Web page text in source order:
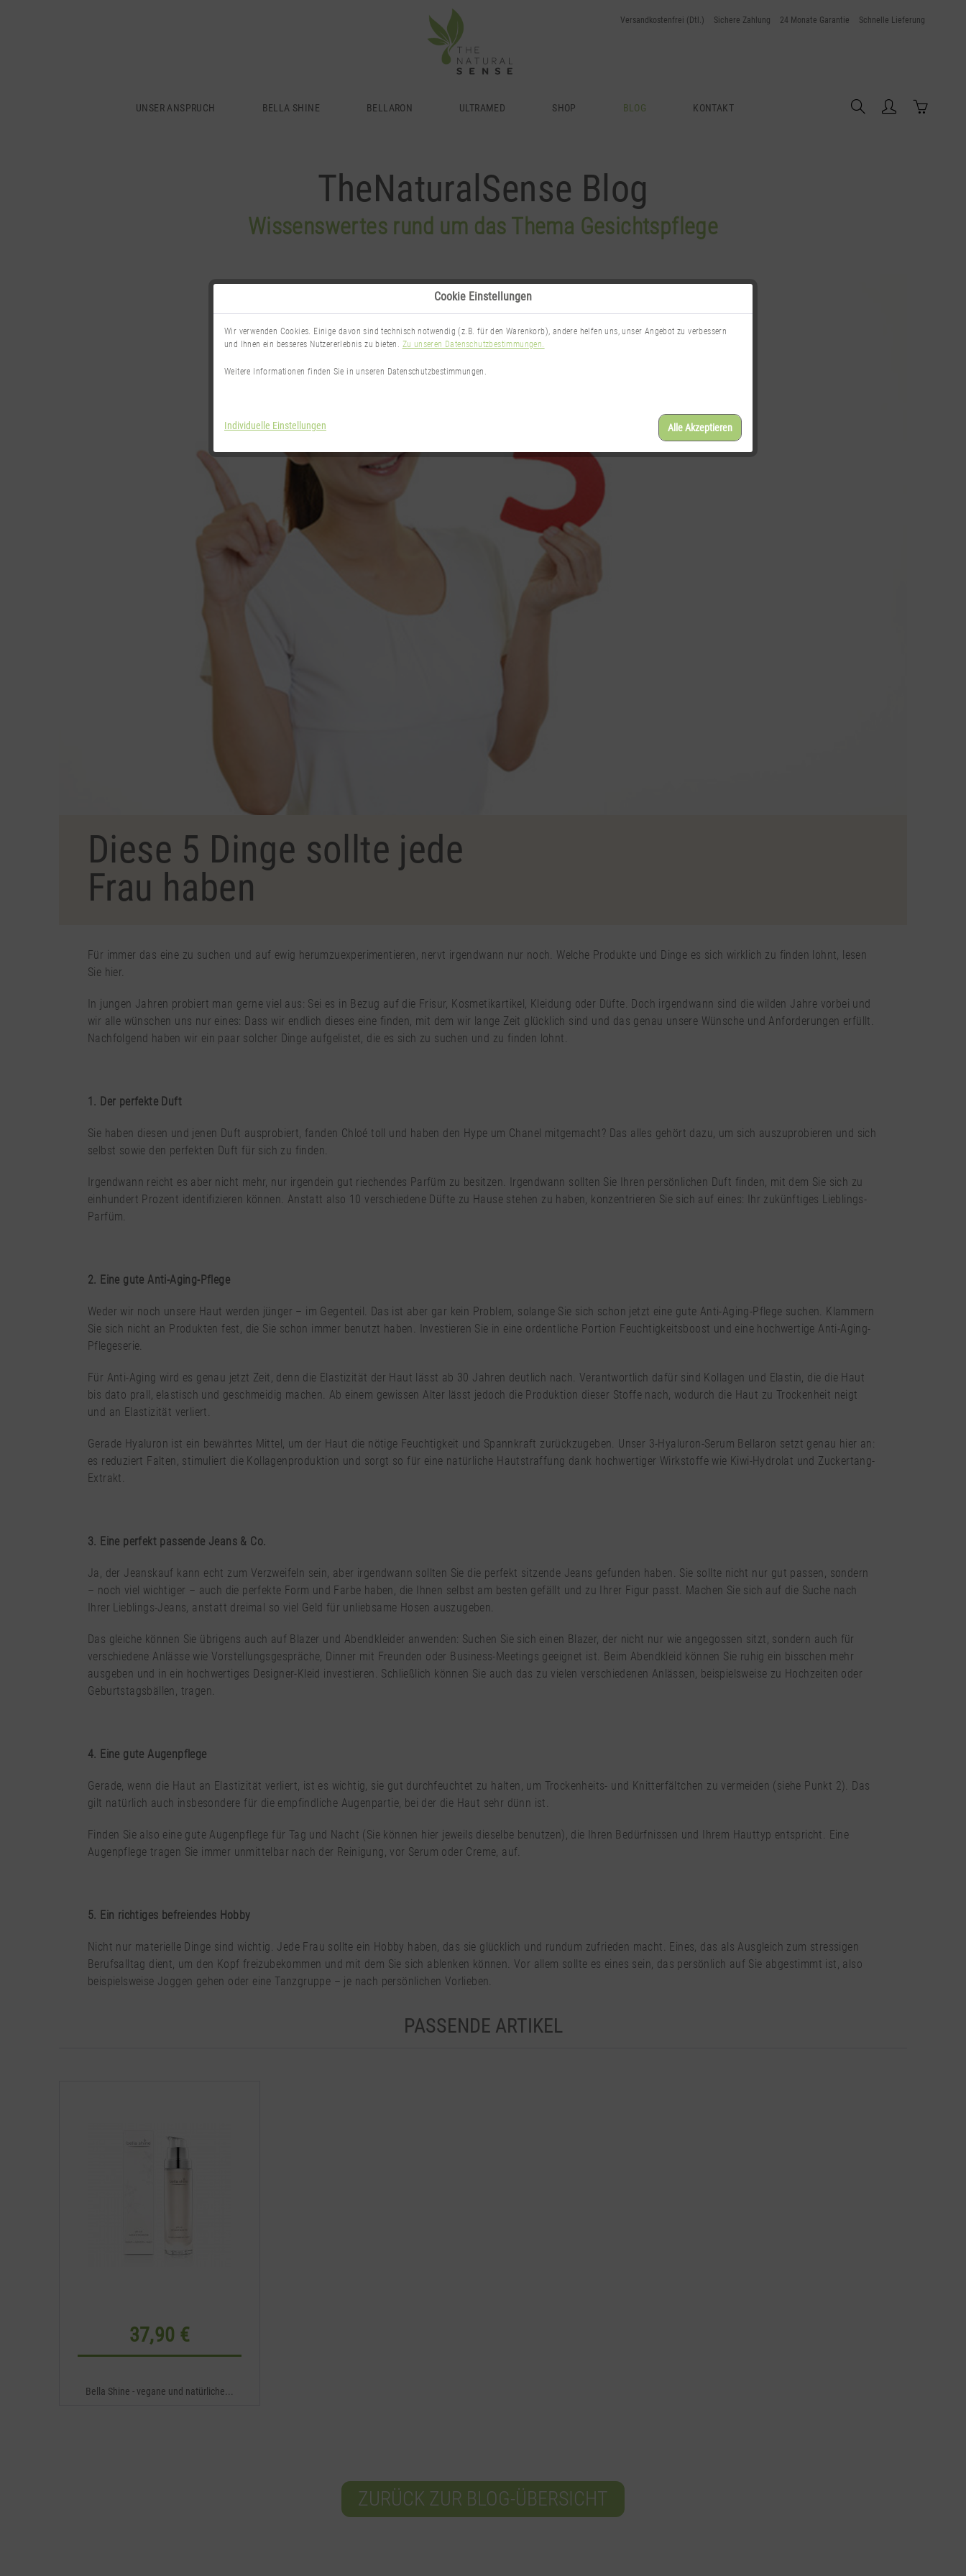
Versandkostenfrei (Dtl.) Sichere Zahlung 24 Monate Garantie Schnelle Lieferung
UNSER ANSPRUCH BELLA SHINE BELLARON ULTRAMED SHOP KONTAKT
TheNaturalSense Blog
Wissenswertes rund um das Thema Gesichtspflege
Diese 5 Dinge sollte jede
Frau haben
Für immer das eine zu suchen und auf ewig herumzuexperimentieren, nervt irgendwann nur noch. Welche Produkte und Dinge es sich wirklich zu finden lohnt, lesen
Sie hier.
In jungen Jahren probiert man gerne viel aus: Sei es in Bezug auf die Frisur, Kosmetikartikel, Kleidung oder Düfte. Doch irgendwann sind die wilden Jahre vorbei und
wir alle wünschen uns nur eines: Dass wir endlich dieses eine finden, mit dem wir lange Zeit glücklich sind und das genau unsere Wünsche und Anforderungen erfüllt.
Nachfolgend haben wir ein paar solcher Dinge aufgelistet, die es sich zu suchen und zu finden lohnt.
1. Der perfekte Duft
Sie haben diesen und jenen Duft ausprobiert, fanden Chloé toll und haben den Hype um Chanel mitgemacht? Das alles gehört dazu, um sich auszuprobieren und sich
selbst sowie den perfekten Duft für sich zu finden.
Irgendwann reicht es aber nicht mehr, nur irgendein gut riechendes Parfüm zu besitzen. Irgendwann sollten Sie Ihren persönlichen Duft finden, mit dem Sie sich zu
einhundert Prozent identifizieren können. Anstatt also 10 verschiedene Düfte zu Hause stehen zu haben, konzentrieren Sie sich auf eines: Ihr zukünftiges Lieblings-
Parfüm.
2. Eine gute Anti-Aging-Pflege
Weder wir noch unsere Haut werden jünger – im Gegenteil. Das ist aber gar kein Problem, solange Sie sich schon jetzt eine gute Anti-Aging-Pflege suchen. Klammern
Sie sich nicht an Produkten fest, die Sie schon immer benutzt haben. Investieren Sie in eine ordentliche Portion Feuchtigkeitsboost und eine hochwertige Anti-Aging-
Pflegeserie.
Für Anti-Aging wird es genau jetzt Zeit, denn die Elastizität der Haut lässt ab 30 Jahren deutlich nach. Verantwortlich dafür sind Kollagen und Elastin, die die Haut
bis dato prall, elastisch und geschmeidig machen. Ab einem gewissen Alter lässt jedoch die Produktion dieser Stoffe nach, wodurch die Haut zu Trockenheit neigt
und an Elastizität verliert.
Gerade Hyaluron ist ein bewährtes Mittel, um der Haut die nötige Feuchtigkeit und Spannkraft zurückzugeben. Unser 3-Hyaluron-Serum Bellaron setzt genau hier an:
es reduziert Falten, stimuliert die Kollagenproduktion und sorgt so für eine natürliche Hautstraffung dank hochwertiger Wirkstoffe wie Kiwi-Hydrolat und Zuckertang-
Extrakt.
3. Eine perfekt passende Jeans & Co.
Ja, der Jeanskauf kann echt zum Verzweifeln sein, aber irgendwann sollten Sie die perfekt sitzende Jeans gefunden haben. Sie sollte nicht nur gut passen, sondern
– noch viel wichtiger – auch die perfekte Form und Farbe haben, die Ihnen selbst am besten gefällt und zu Ihrer Figur passt. Machen Sie sich auf die Suche nach
Ihrer Lieblings-Jeans, anstatt dreimal so viel Geld für unliebsame Hosen auszugeben.
Das gleiche können Sie übrigens auch auf Blazer und Abendkleider anwenden: Suchen Sie sich einen Blazer, der nicht nur wie angegossen sitzt, sondern auch für
verschiedene Anlässe wie Vorstellungsgespräche, Dinner mit Freunden oder Business-Meetings geeignet ist. Beim Abendkleid können Sie ruhig ein bisschen mehr
ausgeben und in ein hochwertiges Designer-Kleid investieren. Schließlich können Sie auch das zu vielen verschiedenen Anlässen, beispielsweise zu Hochzeiten oder
Geburtstagsbällen, tragen.
4. Eine gute Augenpflege
Gerade, wenn die Haut an Elastizität verliert, ist es wichtig, sie gut durchfeuchtet zu halten, um Trockenheits- und Knitterfältchen zu vermeiden (siehe Punkt 2). Das
gilt natürlich auch insbesondere für die empfindliche Augenpartie, bei der die Haut sehr dünn ist.
Finden Sie also eine gute Augenpflege für Tag und Nacht (Sie können hier jeweils dieselbe benutzen), die Ihren Bedürfnissen und Ihrem Hauttyp entspricht. Eine
Augenpflege tragen Sie immer unmittelbar nach der Reinigung, vor Serum oder Creme, auf.
5. Ein richtiges befreiendes Hobby
Nicht nur materielle Dinge sind wichtig. Jede Frau sollte ein Hobby haben, das sie glücklich und rundum zufrieden macht. Eines, das als Ausgleich zum stressigen
Berufsalltag dient, um den Kopf freizubekommen und mit dem Sie sich ablenken können. Vor allem sollte es eines sein, das persönlich auf Sie abgestimmt ist, also
beispielsweise Joggen gehen oder eine Tanzgruppe – je nach persönlichen Vorlieben.
PASSENDE ARTIKEL
37,90 €
Bella Shine - vegane und natürliche...
ZURÜCK ZUR BLOG-ÜBERSICHT
Cookie Einstellungen
Wir verwenden Cookies. Einige davon sind technisch notwendig (z.B. für den Warenkorb), andere helfen uns, unser Angebot zu verbessern
und Ihnen ein besseres Nutzererlebnis zu bieten. Zu unseren Datenschutzbestimmungen.
Weitere Informationen finden Sie in unseren Datenschutzbestimmungen.
Individuelle Einstellungen Alle Akzeptieren